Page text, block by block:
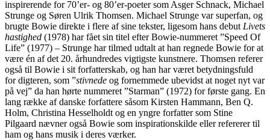
inspirerende for 70’er- og 80’er-poeter som Asger Schnack, Michael
Strunge og Søren Ulrik Thomsen. Michael Strunge var superfan, og
brugte Bowie direkte i flere af sine tekster, ligesom hans debut Livets
hastighed (1978) har fået sin titel efter Bowie-nummeret ”Speed Of
Life” (1977) – Strunge har tilmed udtalt at han regnede Bowie for at
være én af det 20. århundredes vigtigste kunstnere. Thomsen referer
også til Bowie i sit forfatterskab, og han har været betydningsfuld
for digteren, som ”stivnede og fornemmede ubevidst at noget nyt var
på vej” da han hørte nummeret ”Starman” (1972) for første gang. En
lang række af danske forfattere såsom Kirsten Hammann, Ben Q.
Holm, Christina Hesselholdt og en yngre forfatter som Stine
Pilgaard nævner også Bowie som inspirationskilde eller refererer til
ham og hans musik i deres værker.